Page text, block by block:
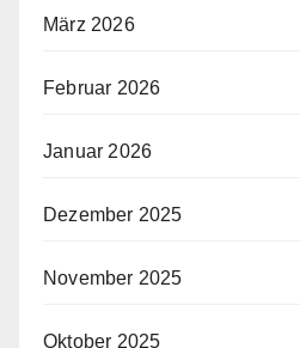
März 2026
Februar 2026
Januar 2026
Dezember 2025
November 2025
Oktober 2025